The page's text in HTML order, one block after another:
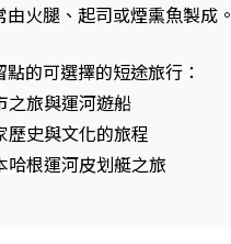
由火腿、起司或煙熏魚製成。
點的可選擇的短途旅行：
之旅與運河遊船
歷史與文化的旅程
哈根運河皮划艇之旅